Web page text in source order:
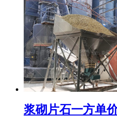
浆砌片石一方单